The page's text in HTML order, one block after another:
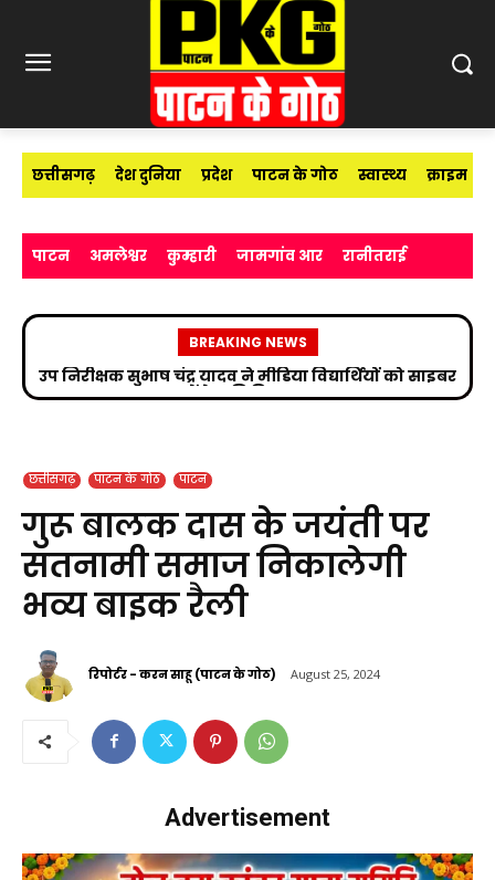
छत्तीसगढ़ देश दुनिया प्रदेश पाटन के गोठ स्वास्थ्य क्राइम
पाटन अमलेश्वर कुम्हारी जामगांव आर रानीतराई
BREAKING NEWS
उप निरीक्षक सुभाष चंद्र यादव ने मीडिया विद्यार्थियों को साइबर
अपराधों के प्रति किया जागरूक
छत्तीसगढ़ पाटन के गोठ पाटन
गुरू बालक दास के जयंती पर
सतनामी समाज निकालेगी
भव्य बाइक रैली
रिपोर्टर - करन साहू (पाटन के गोठ) August 25, 2024
Advertisement